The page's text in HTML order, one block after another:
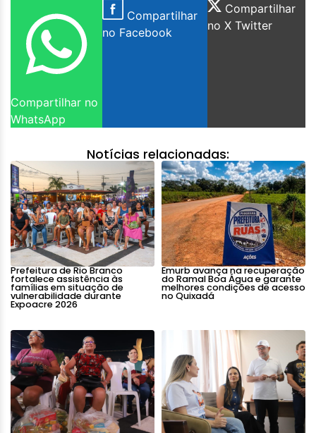
Compartilhar no
WhatsApp
Compartilhar
no Facebook
Compartilhar
no X Twitter
Notícias relacionadas:
Prefeitura de Rio Branco
fortalece assistência às
famílias em situação de
vulnerabilidade durante
Expoacre 2026
Emurb avança na recuperação
do Ramal Boa Água e garante
melhores condições de acesso
no Quixadá